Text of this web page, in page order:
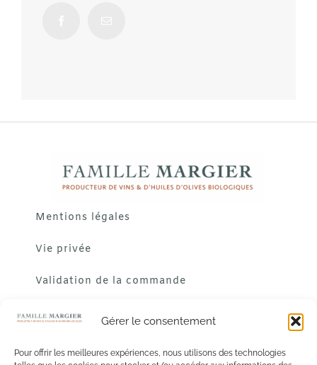
Gérer le consentement
Pour offrir les meilleures expériences, nous utilisons des technologies
Mentions légales
Vie privée
Validation de la commande